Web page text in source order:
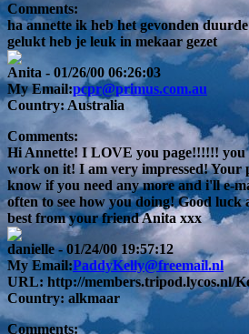
Comments:
ha annette ik heb het gevonden
gelukt heb je leuk in mekaar gezet
Anita - 01/26/00 06:26:03
My Email:pcpr@primus.com.au
Country: Australia
Comments:
Hi Annette! I LOVE you page!!!!!! you
work on it! I am very impressed! Your
know if you need any more and i'll e-
often to see how you doing! Good
best from your friend Anita xxx
danielle- 01/24/00 19:57:12
My Email:PaddyKelly@freemail.nl
URL: http://members.tripod.lycos.nl/
Country: alkmaar
Comments: